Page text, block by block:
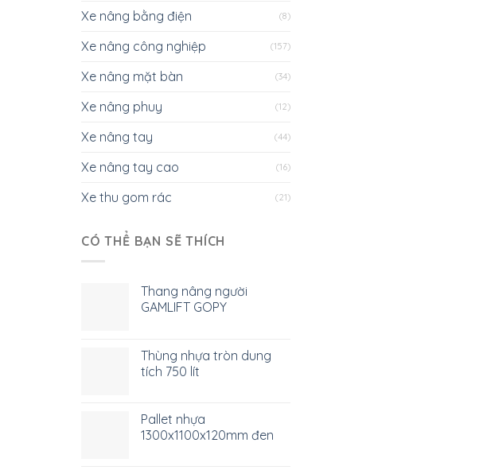
Xe nâng bằng điện (8)
Xe nâng công nghiệp (157)
Xe nâng mặt bàn (34)
Xe nâng phuy (12)
Xe nâng tay (44)
Xe nâng tay cao (16)
Xe thu gom rác (21)
CÓ THỂ BẠN SẼ THÍCH
Thang nâng người
GAMLIFT GOPY
Thùng nhựa tròn dung
tích 750 lít
Pallet nhựa
1300x1100x120mm đen